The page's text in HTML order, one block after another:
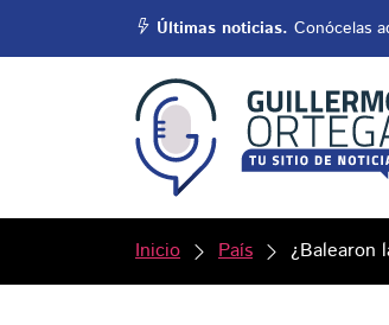
Últimas noticias. Conócelas
Inicio País ¿Balearon